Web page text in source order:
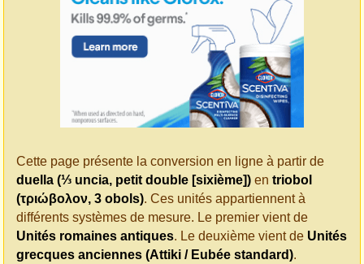
Cette page présente la conversion en ligne à partir de
duella (⅓ uncia, petit double [sixième]) en triobol
(τριώβολον, 3 obols). Ces unités appartiennent à
différents systèmes de mesure. Le premier vient de
Unités romaines antiques. Le deuxième vient de Unités
grecques anciennes (Attiki / Eubée standard).